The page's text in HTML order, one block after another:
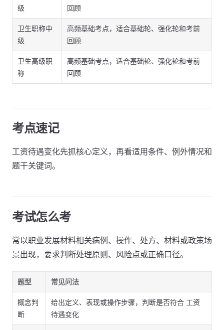
级
回顾
卫生职称中
级
高频基础考点，适合基础轮、强化轮和考前
回顾
卫生高级职
称
高频基础考点，适合基础轮、强化轮和考前
回顾
考点速记
工资待遇变化先抓核心定义，再看适用条件、例外情况和
题干关键词。
考试怎么考
常以职业发展材料相关病例、操作、处方、材料或政策场
景出现，要求判断处理原则、风险点或正确口径。
题型 常见问法
概念判
断
给出定义、表现或操作步骤，判断是否符合 工资
待遇变化